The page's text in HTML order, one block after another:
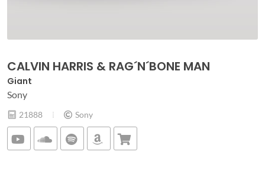
CALVIN HARRIS & RAG´N´BONE MAN
Giant
Sony
21888 Sony